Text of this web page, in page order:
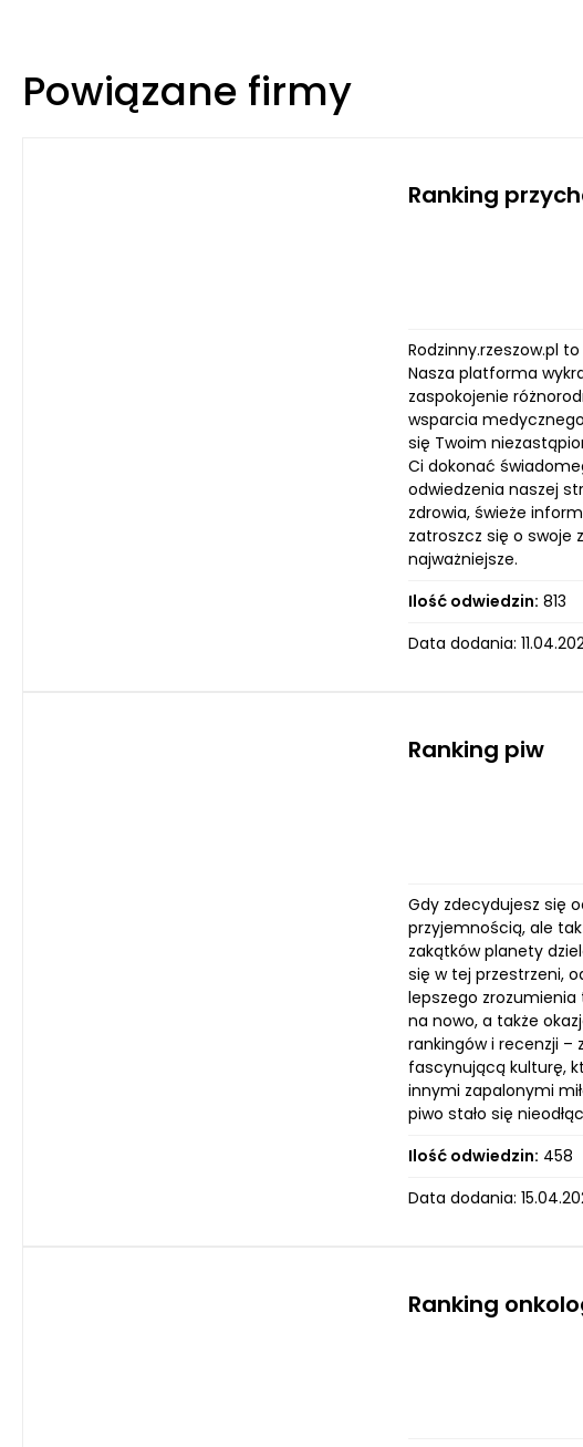
Powiązane firmy
Ranking
Rodzinny.rzeszow.pl
Nasza platforma
zaspokojenie
wsparcia
się Twoim
Ci dokonać
odwiedzenia naszej
zdrowia, świeże
zatroszcz się o swoje
najważniejsze.
Ilość odwiedzin: 813
Data dodania:
Ranking piw
Gdy zdecydujesz się
przyjemnością, ale
zakątków planety
się w tej przestrzeni,
lepszego
na nowo, a także
rankingów i recenzji –
fascynującą kulturę,
innymi zapalonymi
piwo stało się
Ilość odwiedzin: 458
Data dodania:
Ranking